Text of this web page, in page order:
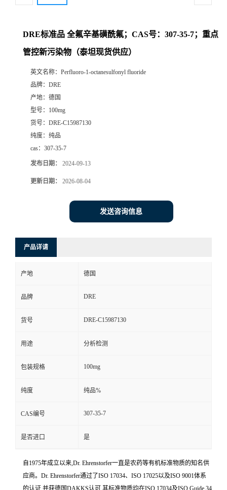
DRE标准品 全氟辛基磺酰氟；CAS号：307-35-7；重点
管控新污染物（泰坦现货供应）
英文名称： Perfluoro-1-octanesulfonyl fluoride
品牌： DRE
产地： 德国
型号： 100mg
货号： DRE-C15987130
纯度： 纯品
cas： 307-35-7
发布日期： 2024-09-13
更新日期： 2026-08-04
发送咨询信息
产品详请
产地 德国
品牌 DRE
货号 DRE-C15987130
用途 分析检测
包装规格 100mg
纯度 纯品%
CAS编号 307-35-7
是否进口 是
自1975年成立以来,Dr. Ehrenstorfer一直是农药等有机标准物质的知名供
应商。Dr. Ehrenstorfer通过了ISO 17034、ISO 17025以及ISO 9001体系
的认证,并获德国DAKKS认可,其标准物质均在ISO 17034及ISO Guide 34